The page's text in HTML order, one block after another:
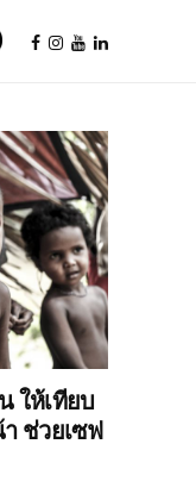
ให้เทียบ
ช่วยเซฟ